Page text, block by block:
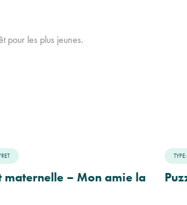
pour les plus jeunes.
maternelle – Mon amie la